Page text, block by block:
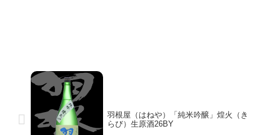
羽根屋（はねや）「純米吟醸」煌火（き
らび）生原酒26BY